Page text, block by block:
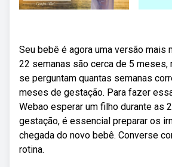
Seu bebê é agora uma versão mais
22 semanas são cerca de 5
se perguntam quantas semanas
meses de gestação. Para fazer
Webao esperar um filho durante as
gestação, é essencial preparar os
chegada do novo bebê. Converse
rotina.